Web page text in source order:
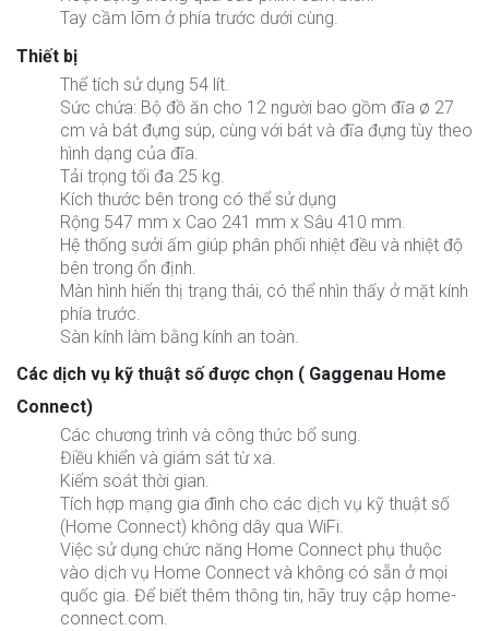
Tay cầm lõm ở phía trước dưới cùng.
Thiết bị
Thể tích sử dụng 54 lít.
Sức chứa: Bộ đồ ăn cho 12 người bao gồm đĩa ø 27
cm và bát đựng súp, cùng với bát và đĩa đựng tùy theo
hình dạng của đĩa.
Tải trọng tối đa 25 kg.
Kích thước bên trong có thể sử dụng
Rộng 547 mm x Cao 241 mm x Sâu 410 mm.
Hệ thống sưởi ấm giúp phân phối nhiệt đều và nhiệt độ
bên trong ổn định.
Màn hình hiển thị trạng thái, có thể nhìn thấy ở mặt kính
phía trước.
Sàn kính làm bằng kính an toàn.
Các dịch vụ kỹ thuật số được chọn ( Gaggenau Home
Connect)
Các chương trình và công thức bổ sung.
Điều khiển và giám sát từ xa.
Kiểm soát thời gian.
Tích hợp mạng gia đình cho các dịch vụ kỹ thuật số
(Home Connect) không dây qua WiFi.
Việc sử dụng chức năng Home Connect phụ thuộc
vào dịch vụ Home Connect và không có sẵn ở mọi
quốc gia. Để biết thêm thông tin, hãy truy cập home-
connect.com.